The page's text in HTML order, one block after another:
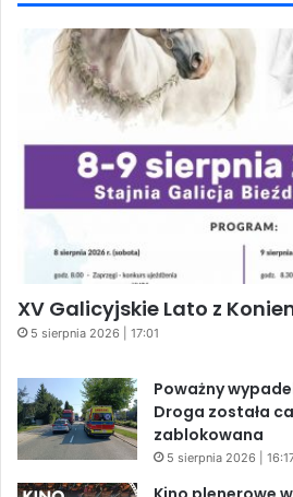
XV Galicyjskie Lato z
5 sierpnia 2026 | 17:01
Poważny
Droga została
zablokowana
5 sierpnia 2026 |